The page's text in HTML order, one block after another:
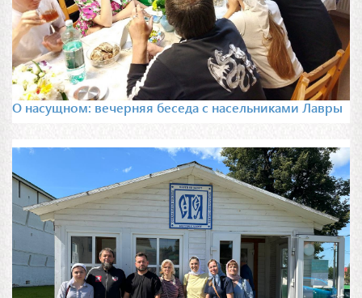
О насущном: вечерняя беседа с насельниками Лавры